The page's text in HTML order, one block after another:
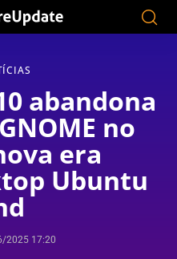
abandona
no
era
Ubuntu
2025 17:20